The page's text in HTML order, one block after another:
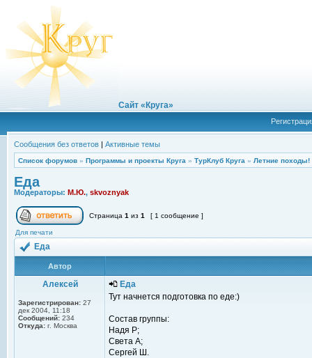
Сайт «Круга»
Сообщения без ответов | Активные темы
Список форумов » Программы и проекты Круга » ТурКлуб Круга » Летние походы!
Еда
Модераторы: М.Ю., skvoznyak
Страница 1 из 1 [ 1 сообщение ]
Для печати
Еда
Автор
Алексей
Зарегистрирован: 27
дек 2004, 11:18
Сообщений: 234
Откуда: г. Москва
Еда
Тут начнется подготовка по еде:)
Состав группы:
Надя Р;
Света А;
Сергей Ш.